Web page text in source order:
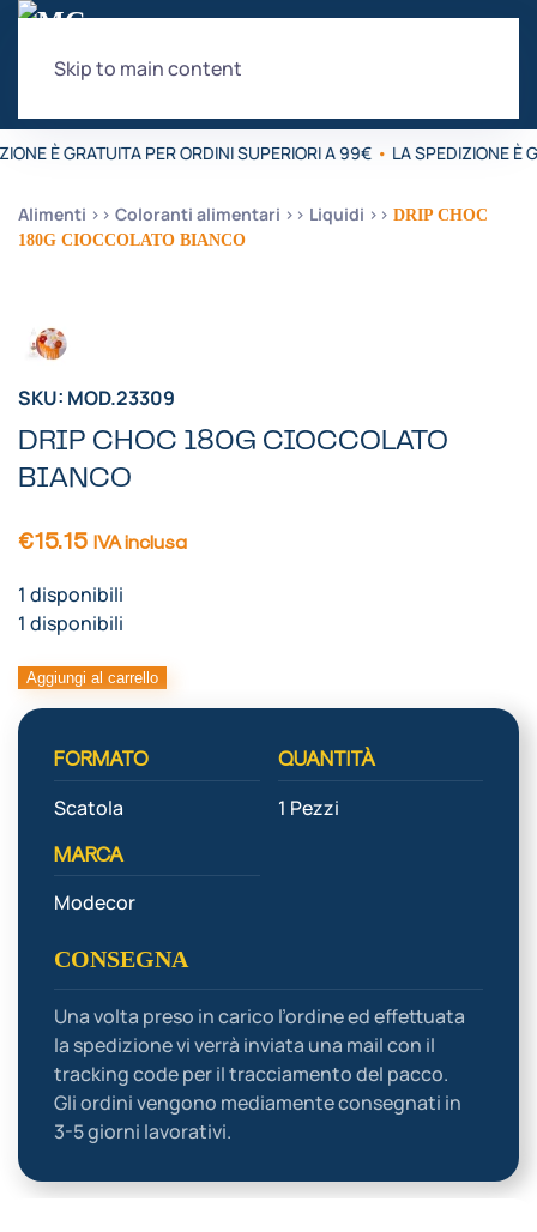
Skip to main content
È GRATUITA PER ORDINI SUPERIORI A 99€ • LA SPEDIZIONE È
Alimenti Coloranti alimentari Liquidi
DRIP CHOC
180G CIOCCOLATO BIANCO
SKU: MOD.23309
DRIP CHOC 180G CIOCCOLATO
BIANCO
€15.15 IVA inclusa
1 disponibili
1 disponibili
DRIP
CHOC
180G
CIOCCOLATO
BIANCO
quantità
Aggiungi al carrello
FORMATO
Scatola
QUANTITÀ
1 Pezzi
MARCA
Modecor
CONSEGNA
Una volta preso in carico l’ordine ed effettuata
la spedizione vi verrà inviata una mail con il
tracking code per il tracciamento del pacco.
Gli ordini vengono mediamente consegnati in
3-5 giorni lavorativi.